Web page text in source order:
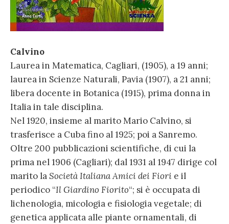
Calvino
Laurea in Matematica, Cagliari, (1905), a 19 anni;
laurea in Scienze Naturali, Pavia (1907), a 21 anni;
libera docente in Botanica (1915), prima donna in
Italia in tale disciplina.
Nel 1920, insieme al marito Mario Calvino, si
trasferisce a Cuba fino al 1925; poi a Sanremo.
Oltre 200 pubblicazioni scientifiche, di cui la
prima nel 1906 (Cagliari); dal 1931 al 1947 dirige col
marito laSocietà Italiana Amici dei Fiori e il
periodico “Il Giardino Fiorito“; si è occupata di
lichenologia, micologia e fisiologia vegetale; di
genetica applicata alle piante ornamentali, di